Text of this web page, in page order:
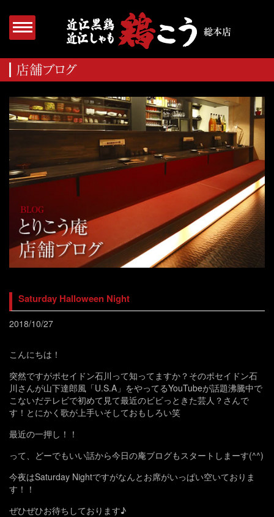
Saturday Halloween Night
2018/10/27
こんにちは！
突然ですがポセイドン石川って知ってますか？そのポセイドン石
川さんが山下達郎風「U.S.A」をやってるYouTubeが話題沸騰中で
こないだテレビで初めて見て最近のビビっときた芸人？さんで
す！とにかく歌が上手いそしておもしろい笑
最近の一押し！！
って、どーでもいい話から今日の庵ブログもスタートしまーす(^^)
今夜はSaturday Nightですがなんとお席がいっぱい空いておりま
す！！
ぜひぜひお待ちしております♪